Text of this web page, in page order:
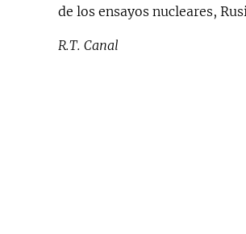
de los ensayos nucleares,
R.T. Canal